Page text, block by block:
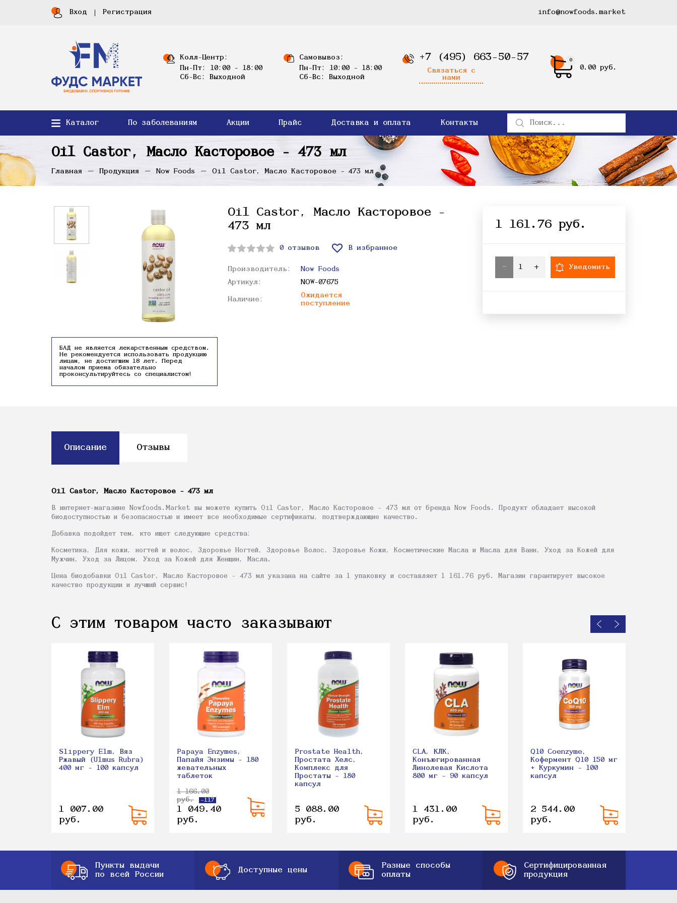
Вход Регистрация info@nowfoods.market
Колл-Центр:
Пн-Пт: 10:00 - 18:00
Сб-Вс: Выходной
Самовывоз:
Пн-Пт: 10:00 - 18:00
Сб-Вс: Выходной
+7 (495) 663-50-57
Связаться с
нами
0
0.00 руб.
Каталог По заболеваниям Акции Прайс Доставка и оплата Контакты
Oil Castor, Масло Касторовое - 473 мл
Главная Продукция Now Foods Oil Castor, Масло Касторовое - 473 мл
БАД не является лекарственным средством.
Не рекомендуется использовать продукцию
лицам, не достигшим 18 лет. Перед
началом приема обязательно
проконсультируйтесь со специалистом!
Oil Castor, Масло Касторовое -
473 мл
0 отзывов В избранное
Производитель:
Now Foods
Артикул:
NOW-07675
Наличие:
Ожидается
поступление
1 161.76 руб.
- + Уведомить
Описание Отзывы
Oil Castor, Масло Касторовое - 473 мл
В интернет-магазине Nowfoods.Market вы можете купить Oil Castor, Масло Касторовое - 473 мл от бренда Now Foods. Продукт обладает высокой
биодоступностью и безопасностью и имеет все необходимые сертификаты, подтверждающие качество.
Добавка подойдет тем, кто ищет следующие средства:
Косметика, Для кожи, ногтей и волос, Здоровье Ногтей, Здоровье Волос, Здоровье Кожи, Косметические Масла и Масла для Ванн, Уход за Кожей для
Мужчин, Уход за Лицом, Уход за Кожей для Женщин, Масла.
Цена биодобавки Oil Castor, Масло Касторовое - 473 мл указана на сайте за 1 упаковку и составляет 1 161.76 руб. Магазин гарантирует высокое
качество продукции и лучший сервис!
С этим товаром часто заказывают
Slippery Elm, Вяз
Ржавый (Ulmus Rubra)
400 мг - 100 капсул
1 007.00
руб.
Papaya Enzymes,
Папайя Энзимы - 180
жевательных
таблеток
1 166.00
руб.
-117
1 049.40
руб.
Prostate Health,
Простата Хелс,
Комплекс для
Простаты - 180
капсул
5 088.00
руб.
CLA, КЛК,
Конъюгированная
Линолевая Кислота
800 мг - 90 капсул
1 431.00
руб.
Q10 Coenzyme,
Кофермент Q10 150 мг
+ Куркумин - 100
капсул
2 544.00
руб.
Пункты выдачи
по всей России
Доступные цены
Разные способы
оплаты
Сертифицированная
продукция